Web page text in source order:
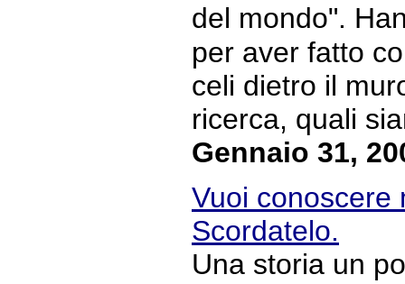
del mondo".
per aver fatto
celi dietro il
ricerca, quali
Gennaio 31,
Vuoi conoscere
Scordatelo.
Una storia un